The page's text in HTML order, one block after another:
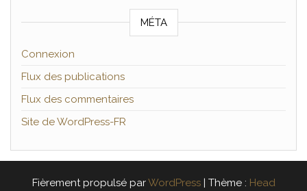
MÉTA
Connexion
Flux des publications
Flux des commentaires
Site de WordPress-FR
Fièrement propulsé parWordPress | Thème : Head